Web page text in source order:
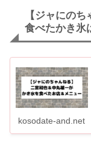
【ジャにの
食べたかき氷
kosodate-and.net